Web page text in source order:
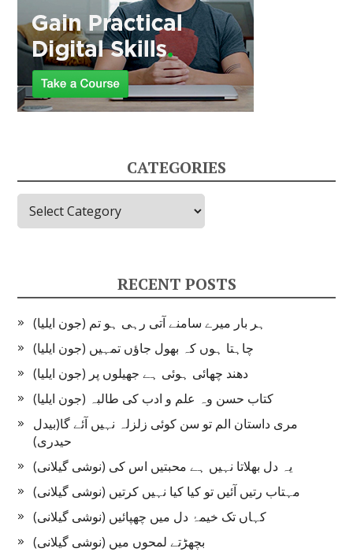
CATEGORIES
Categories
RECENT POSTS
ہر بار میرے سامنے آتی رہی ہو تم (جون ایلیا)
چاہتا ہوں کہ بھول جاؤں تمہیں (جون ایلیا)
دھند چھائی ہوئی ہے جھیلوں پر (جون ایلیا)
کتاب حسن وہ علم و ادب کی طالبہ (جون ایلیا)
مری داستان الم تو سن کوئی زلزلہ نہیں آئے گا(بیدل
حیدری)
یہ دل بھلاتا نہیں ہے محبتیں اس کی (نوشی گیلانی)
مہتاب رتیں آئیں تو کیا کیا نہیں کرتیں (نوشی گیلانی)
کہاں تک خیمۂ دل میں چھپائیں (نوشی گیلانی)
بچھڑتے لمحوں میں (نوشی گیلانی)